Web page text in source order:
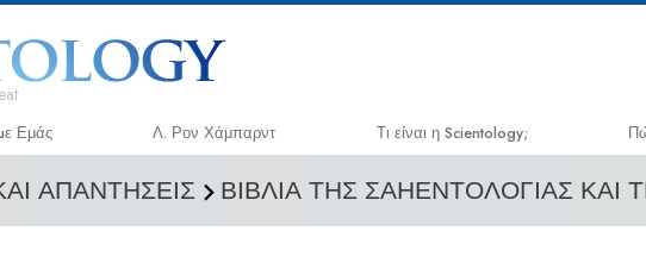
Εμάς Λ. Ρον Χάμπαρντ Τι είναι η Scientology;
Πιστεύω και Πρακτικές
Ο
ΑΠΑΝΤΗΣΕΙΣ ΒΙΒΛΙΑ ΤΗΣ ΣΑΗΕΝΤΟΛΟΓΙΑΣ ΚΑΙ